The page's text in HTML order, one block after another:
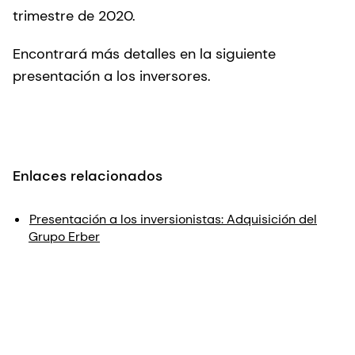
trimestre de 2020.
Encontrará más detalles en la siguiente
presentación a los inversores.
Enlaces relacionados
Presentación a los inversionistas: Adquisición del
Grupo Erber